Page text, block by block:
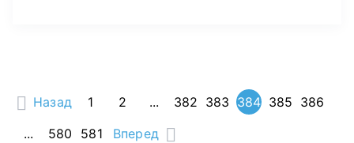
Назад 1 2 ... 382 383 384 385 386
...
580 581 Вперед